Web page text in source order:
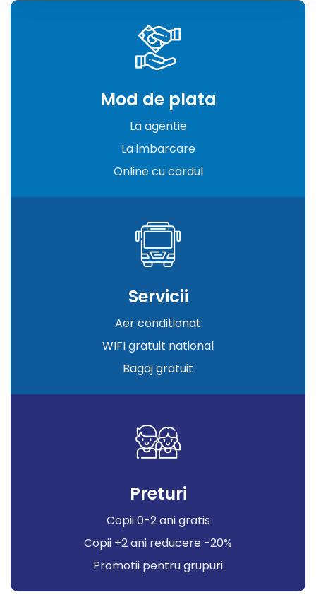
Mod de plata
La agentie
La imbarcare
Online cu cardul
Servicii
Aer conditionat
WIFI gratuit national
Bagaj gratuit
Preturi
Copii 0-2 ani gratis
Copii +2 ani reducere -20%
Promotii pentru grupuri